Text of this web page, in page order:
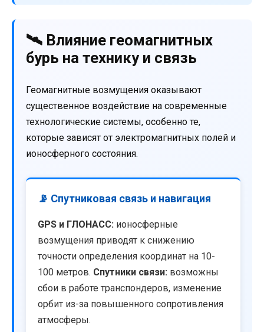
🛰️ Влияние геомагнитных
бурь на технику и связь
Геомагнитные возмущения оказывают
существенное воздействие на современные
технологические системы, особенно те,
которые зависят от электромагнитных полей и
ионосферного состояния.
📡 Спутниковая связь и навигация
GPS и ГЛОНАСС: ионосферные
возмущения приводят к снижению
точности определения координат на 10-
100 метров. Спутники связи: возможны
сбои в работе транспондеров, изменение
орбит из-за повышенного сопротивления
атмосферы.